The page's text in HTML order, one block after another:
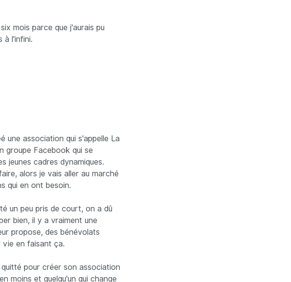
mois parce que j'aurais pu
à l'infini.
une association qui s'appelle La
groupe Facebook qui se
jeunes cadres dynamiques.
alors je vais aller au marché
qui en ont besoin.
un peu pris de court, on a dû
bien, il y a vraiment une
propose, des bénévolats
vie en faisant ça.
pour créer son association
moins et quelqu'un qui change